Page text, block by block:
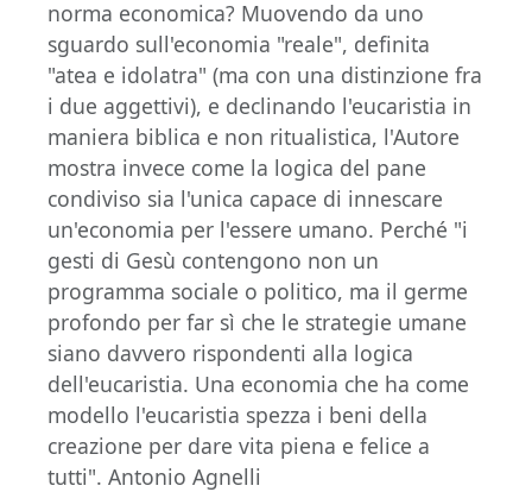
norma economica? Muovendo da uno
sguardo sull'economia "reale", definita
"atea e idolatra" (ma con una distinzione fra
i due aggettivi), e declinando l'eucaristia in
maniera biblica e non ritualistica, l'Autore
mostra invece come la logica del pane
condiviso sia l'unica capace di innescare
un'economia per l'essere umano. Perché "i
gesti di Gesù contengono non un
programma sociale o politico, ma il germe
profondo per far sì che le strategie umane
siano davvero rispondenti alla logica
dell'eucaristia. Una economia che ha come
modello l'eucaristia spezza i beni della
creazione per dare vita piena e felice a
tutti". Antonio Agnelli